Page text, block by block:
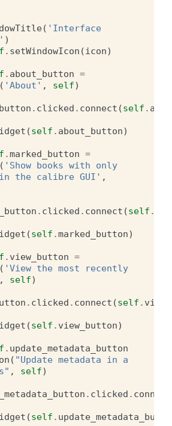
( 'Interface
)
. setWindowIcon (icon)
. about_button =
( 'About' , self)
. clicked . connect (self .
(self . about_button)
.marked_button =
( 'Show books with only
the calibre GUI' ,
. clicked . connect (self .
(self .marked_button)
. view_button =
( 'View the most recently
, self)
. clicked . connect (self . view
(self . view_button)
. update_metadata_button
( "Update metadata in a
, self)
. clicked . connect
(self .